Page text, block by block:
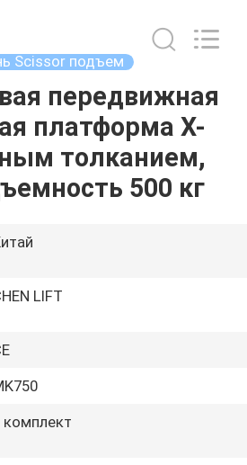
Scissor подъем
передвижная
платформа X-
толканием,
500 кг
LIFT
комплект